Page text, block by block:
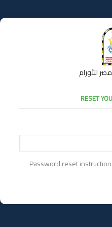
للأورام
RESET
Password reset